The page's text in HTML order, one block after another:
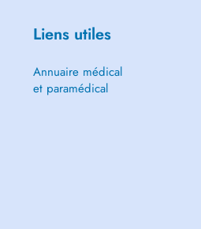
Liens utiles
Annuaire médical
et paramédical